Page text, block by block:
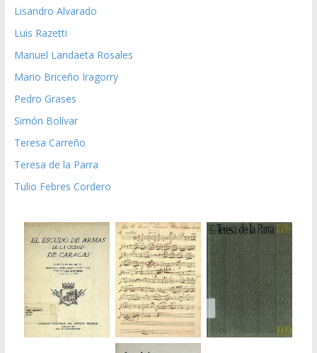
Lisandro Alvarado
Luis Razetti
Manuel Landaeta Rosales
Mario Briceño Iragorry
Pedro Grases
Simón Bolívar
Teresa Carreño
Teresa de la Parra
Tulio Febres Cordero